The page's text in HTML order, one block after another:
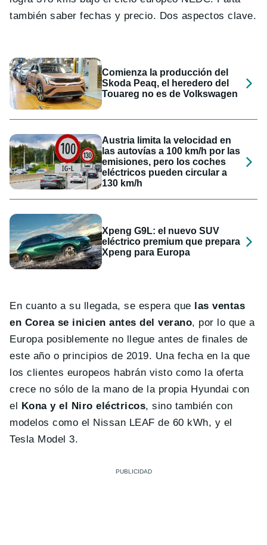
también saber fechas y precio. Dos aspectos clave.
Comienza la producción del
Skoda Peaq, el heredero del
Touareg no es de Volkswagen
Austria limita la velocidad en
las autovías a 100 km/h por las
emisiones, pero los coches
eléctricos pueden circular a
130 km/h
Xpeng G9L: el nuevo SUV
eléctrico premium que prepara
Xpeng para Europa
En cuanto a su llegada, se espera que
las ventas
en Corea se inicien antes del verano, por lo que a
Europa posiblemente no llegue antes de finales de
este año o principios de 2019. Una fecha en la que
los clientes europeos habrán visto como la oferta
crece no sólo de la mano de la propia Hyundai con
el
Kona y el Niro eléctricos, sino también con
modelos como el Nissan LEAF de 60 kWh, y el
Tesla Model 3.